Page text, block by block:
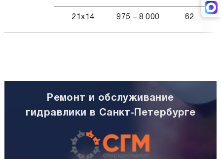
21х14 975 – 8 000 62
Ремонт и обслуживание
гидравлики в Санкт-Петербурге